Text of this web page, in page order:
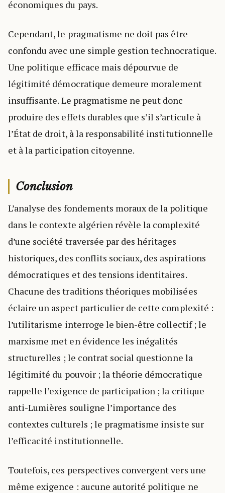
économiques du pays.
Cependant, le pragmatisme ne doit pas être
confondu avec une simple gestion technocratique.
Une politique efficace mais dépourvue de
légitimité démocratique demeure moralement
insuffisante. Le pragmatisme ne peut donc
produire des effets durables que s’il s’articule à
l’État de droit, à la responsabilité institutionnelle
et à la participation citoyenne.
Conclusion
L’analyse des fondements moraux de la politique
dans le contexte algérien révèle la complexité
d’une société traversée par des héritages
historiques, des conflits sociaux, des aspirations
démocratiques et des tensions identitaires.
Chacune des traditions théoriques mobilisées
éclaire un aspect particulier de cette complexité :
l’utilitarisme interroge le bien-être collectif ; le
marxisme met en évidence les inégalités
structurelles ; le contrat social questionne la
légitimité du pouvoir ; la théorie démocratique
rappelle l’exigence de participation ; la critique
anti-Lumières souligne l’importance des
contextes culturels ; le pragmatisme insiste sur
l’efficacité institutionnelle.
Toutefois, ces perspectives convergent vers une
même exigence : aucune autorité politique ne